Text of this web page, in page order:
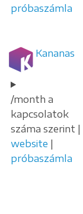
próbaszámla
Kananas
/month a
kapcsolatok
száma szerint |
website |
próbaszámla